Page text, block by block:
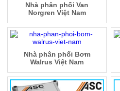
Nhà phân phối Van
Norgren Việt Nam
Nhà phân phối Bơm
Walrus Việt Nam